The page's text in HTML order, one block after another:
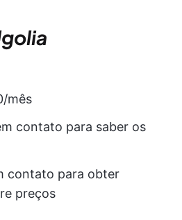
mês
contato para saber os
contato para obter
preços